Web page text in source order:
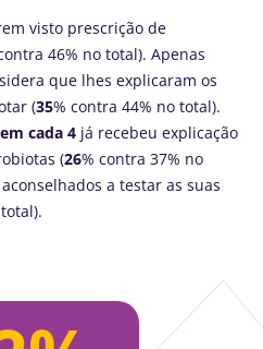
visto prescrição de
46% no total). Apenas
que lhes explicaram os
(35% contra 44% no total).
cada 4 já recebeu explicação
(26% contra 37% no
a testar as suas
redirecionado e
se
da microbiota e
uma vez por mês para
as últimas notícias
para receber mais
a Biocodex